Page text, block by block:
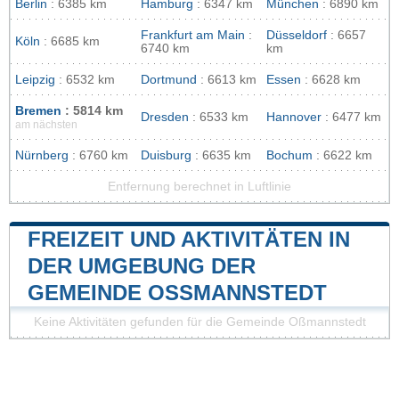
Berlin : 6385 km Hamburg : 6347 km München : 6890 km
Köln : 6685 km Frankfurt am Main :
6740 km
Düsseldorf : 6657
km
Leipzig : 6532 km Dortmund : 6613 km Essen : 6628 km
Bremen : 5814 km
am nächsten
Dresden : 6533 km Hannover : 6477 km
Nürnberg : 6760 km Duisburg : 6635 km Bochum : 6622 km
Entfernung berechnet in Luftlinie
FREIZEIT UND AKTIVITÄTEN IN
DER UMGEBUNG DER
GEMEINDE OSSMANNSTEDT
Keine Aktivitäten gefunden für die Gemeinde Oßmannstedt